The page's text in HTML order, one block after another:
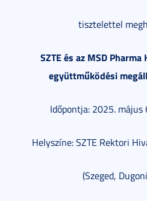
tisztelettel
SZTE és az MSD
együttműködési
Időpontja: 2025. május
Helyszíne: SZTE Rektori
(Szeged,